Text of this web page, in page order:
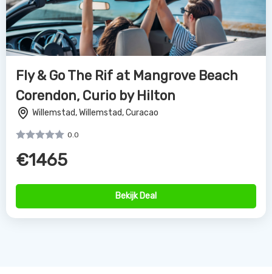
Fly & Go The Rif at Mangrove Beach
Corendon, Curio by Hilton
Willemstad, Willemstad, Curacao
0.0
€1465
Bekijk Deal